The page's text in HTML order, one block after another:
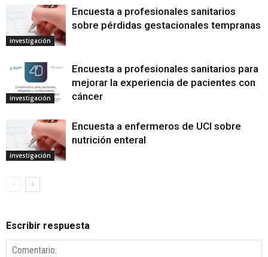
investigación
Encuesta a profesionales sanitarios
sobre pérdidas gestacionales tempranas
investigación
Encuesta a profesionales sanitarios para
mejorar la experiencia de pacientes con
cáncer
investigación
Encuesta a enfermeros de UCI sobre
nutrición enteral
Escribir respuesta